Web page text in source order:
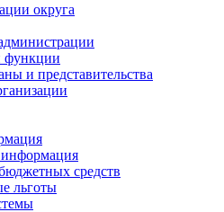
округа
функции
и представительства
информация
средств
льготы